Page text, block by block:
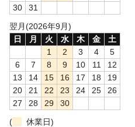
30
31
翌月(2026年9月)
日
月 火 水 木 金
土
1
2 3 4
5
6
7 8 9 10 11
12
13
14 15 16 17 18
19
20
21 22 23 24 25
26
27
28 29
30
(
休業日)